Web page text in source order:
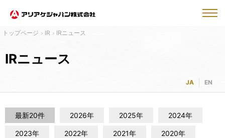
IR IRニュース
IRニュース
JA EN
最新20件 2026年 2025年 2024年
2023年 2022年 2021年 2020年